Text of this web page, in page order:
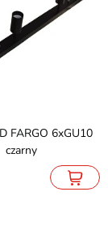
czarny